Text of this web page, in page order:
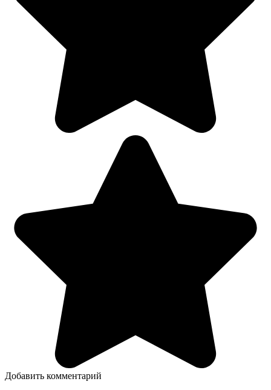
Добавить комментарий